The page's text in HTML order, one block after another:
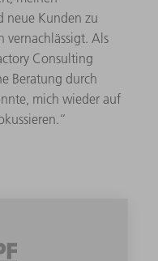
neue Kunden zu
vernachlässigt. Als
Consulting
Beratung durch
mich wieder auf